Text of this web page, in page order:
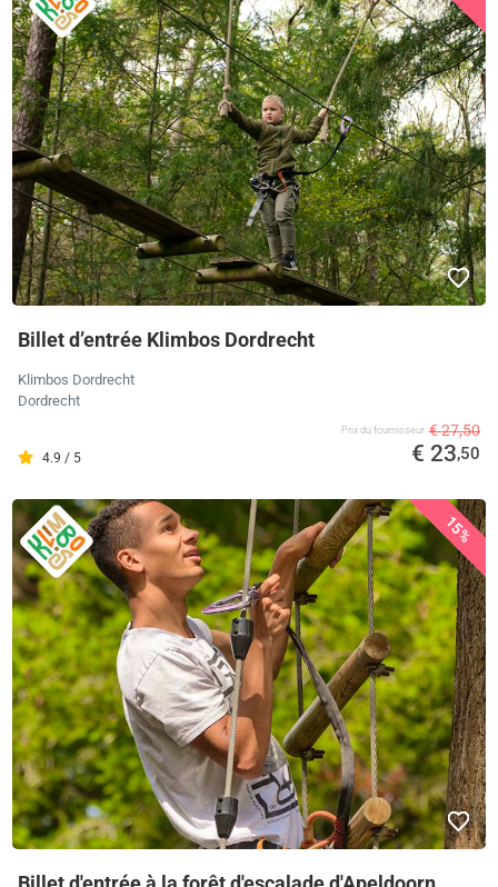
Billet d’entrée Klimbos Dordrecht
Klimbos Dordrecht
Dordrecht
4.9 / 5
Prix ​​du fournisseur € 27,50
€ 23,50
15%